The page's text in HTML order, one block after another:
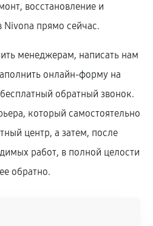
восстановление и
Nivona прямо сейчас.
менеджерам, написать нам
онлайн-форму на
обратный звонок.
который самостоятельно
центр, а затем, после
работ, в полной целости
обратно.